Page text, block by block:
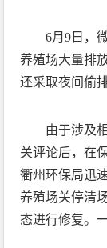
6月9日，
养殖场大量排
还采取夜间偷
由于涉及
关评论后，在
衢州环保局迅
养殖场关停清
态进行修复。